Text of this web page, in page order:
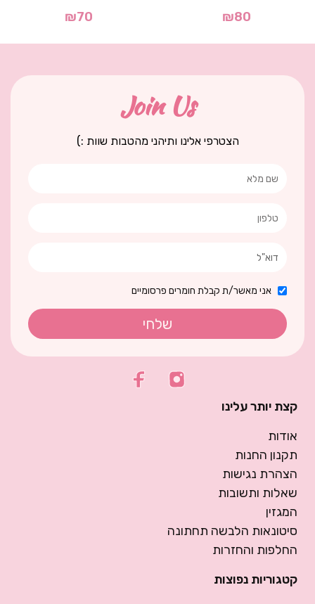
₪80
₪70
Join Us
הצטרפי אלינו ותיהני מהטבות שוות :)
אני מאשר/ת קבלת חומרים פרסומיים
שלחי
קצת יותר עלינו
אודות
תקנון החנות
הצהרת נגישות
שאלות ותשובות
המגזין
סיטונאות הלבשה תחתונה
החלפות והחזרות
קטגוריות נפוצות